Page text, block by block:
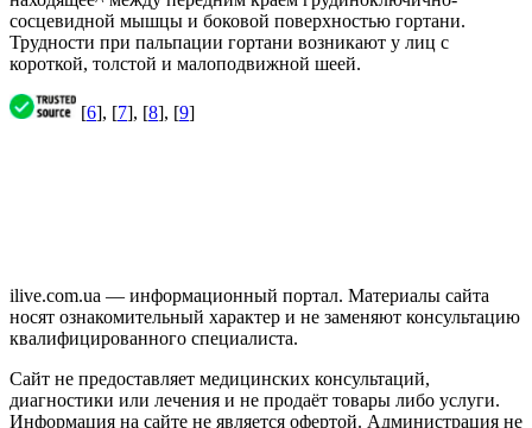
сосцевидной мышцы и боковой поверхностью гортани.
Трудности при пальпации гортани возникают у лиц с
короткой, толстой и малоподвижной шеей.
[6], [7], [8], [9]
ilive.com.ua — информационный портал. Материалы сайта
носят ознакомительный характер и не заменяют консультацию
квалифицированного специалиста.
Сайт не предоставляет медицинских консультаций,
диагностики или лечения и не продаёт товары либо услуги.
Информация на сайте не является офертой. Администрация не